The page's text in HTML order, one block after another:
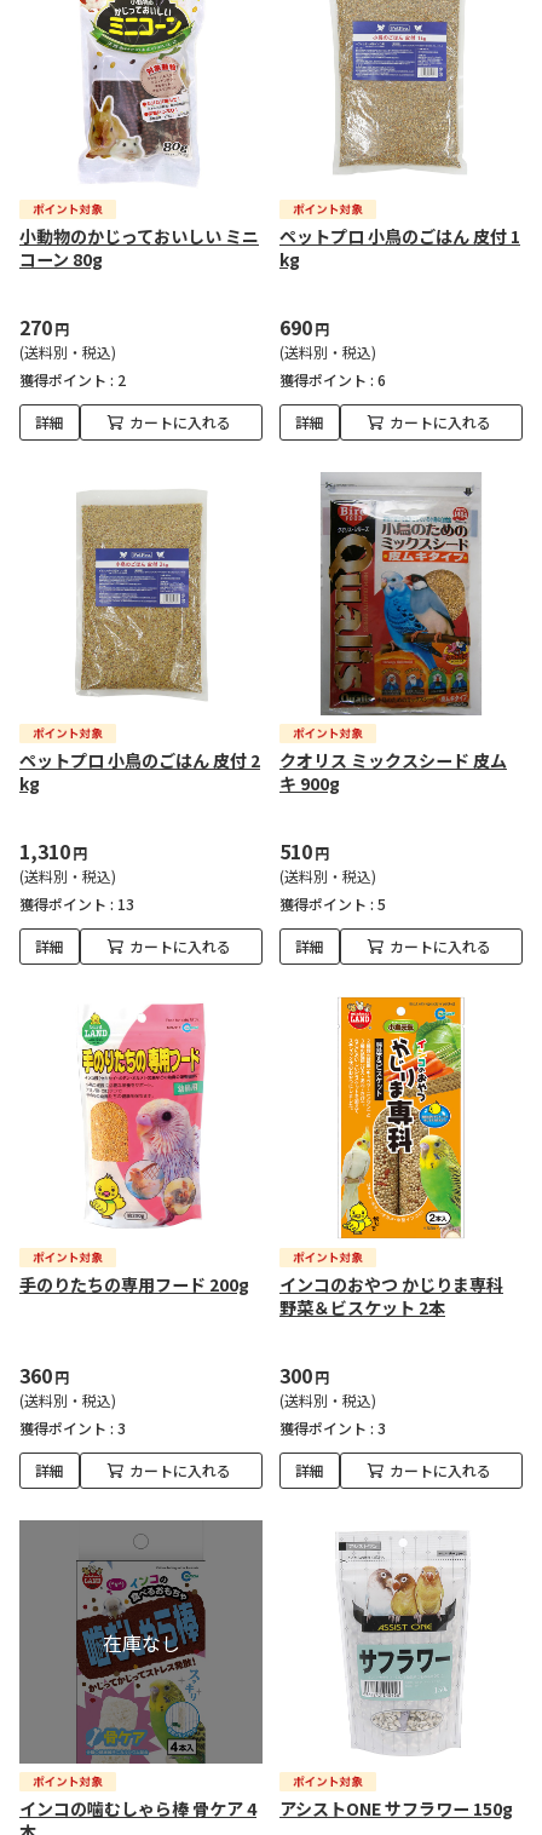
小動物のかじっておいしい ミニ
コーン 80g
270円
(送料別・税込)
獲得ポイント : 2
詳細 カートに入れる
ペットプロ 小鳥のごはん 皮付 1
kg
690円
(送料別・税込)
獲得ポイント : 6
詳細 カートに入れる
ペットプロ 小鳥のごはん 皮付 2
kg
1,310円
(送料別・税込)
獲得ポイント : 13
詳細 カートに入れる
クオリス ミックスシード 皮ム
キ 900g
510円
(送料別・税込)
獲得ポイント : 5
詳細 カートに入れる
手のりたちの専用フード 200g
360円
(送料別・税込)
獲得ポイント : 3
詳細 カートに入れる
インコのおやつ かじりま専科
野菜＆ビスケット 2本
300円
(送料別・税込)
獲得ポイント : 3
詳細 カートに入れる
インコの噛むしゃら棒 骨ケア 4
アシストONE サフラワー 150g